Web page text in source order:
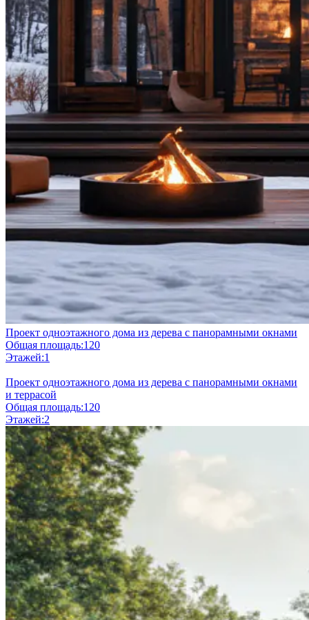
Проект одноэтажного дома из дерева с панорамными окнами
Общая площадь:120
Этажей:1
Проект одноэтажного дома из дерева с панорамными окнами
и террасой
Общая площадь:120
Этажей:2